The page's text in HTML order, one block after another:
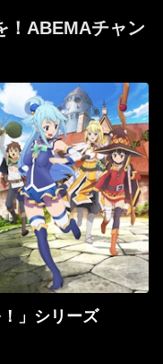
！ABEMAチャン
」シリーズ